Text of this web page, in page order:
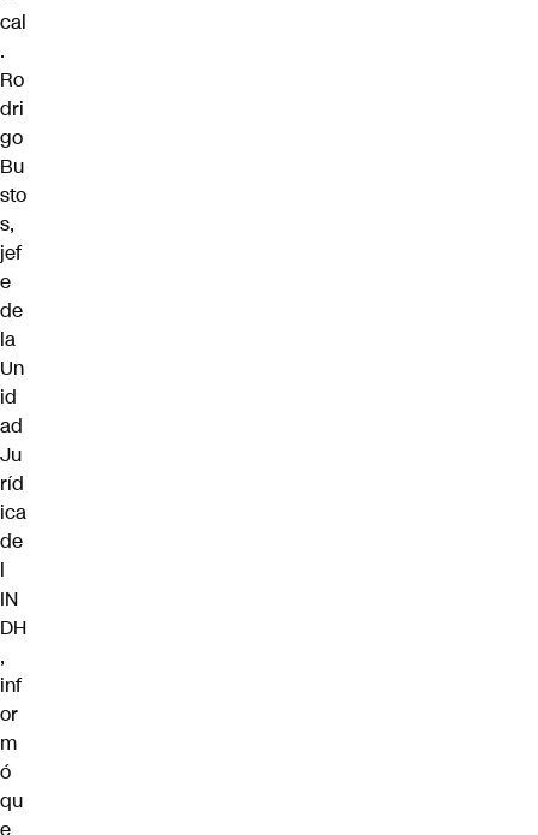
cal
.
Ro
dri
go
Bu
sto
s,
jef
e
de
la
Un
id
ad
Ju
ríd
ica
de
l
IN
DH
,
inf
or
m
ó
qu
e